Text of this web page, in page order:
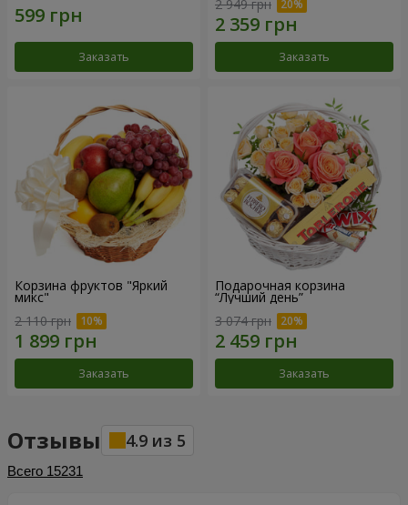
Заказать
2 949 грн
Заказать
Корзина фруктов "Яркий
микс"
2 110 грн
Заказать
Подарочная корзина
“Лучший день”
3 074 грн
Заказать
Отзывы 4.9 из 5
Всего 15231